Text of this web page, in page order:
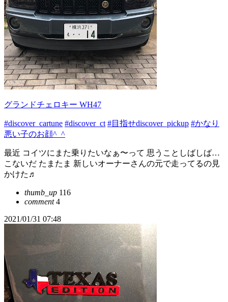
グランドチェロキー WH47
#discover_cartune #discover_ct #目指せdiscover_pickup #かなり
悪い子のお顔^_^
最近 コイツにまた乗りたいなぁ〜って 思うことしばしば…
こないだ たまたま 新しいオーナーさんの元で走ってるの見
かけた♬
thumb_up 116
comment4
2021/01/31 07:48